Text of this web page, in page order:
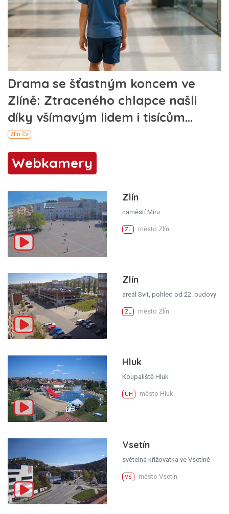
Webkamery
Zlín
náměstí Míru
ZL město Zlín
Zlín
areál Svit, pohled od 22. budovy
ZL město Zlín
Hluk
Koupaliště Hluk
UH město Hluk
Vsetín
světelná křižovatka ve Vsetíně
VS město Vsetín